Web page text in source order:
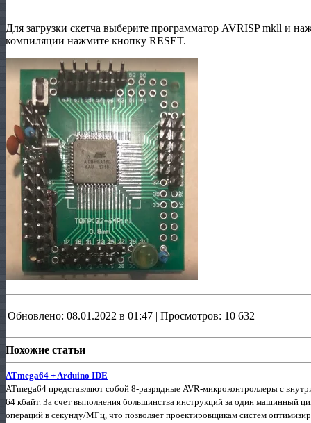
Для загрузки скетча выберите программатор AVRISP mkll и
компиляции нажмите кнопку RESET.
Обновлено: 08.01.2022 в 01:47 | Просмотров: 10 632
Похожие статьи
ATmega64 + Arduino IDE
ATmega64 представляют собой 8-разрядные AVR-микроконтроллеры с
64 кбайт. За счет выполнения большинства инструкций за один машинный
операций в секунду/МГц, что позволяет проектировщикам систем